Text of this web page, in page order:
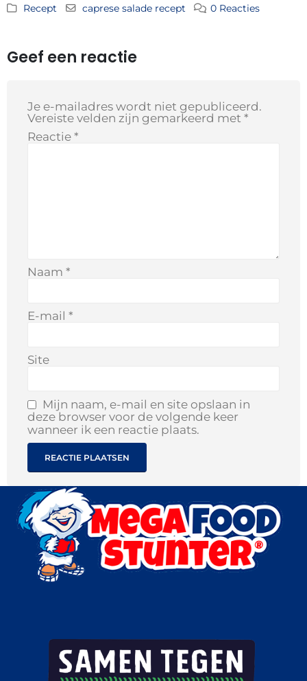
Recept caprese salade recept 0 Reacties
Geef een reactie
Je e-mailadres wordt niet gepubliceerd.
Vereiste velden zijn gemarkeerd met *
Reactie *
Naam *
E-mail *
Site
Mijn naam, e-mail en site opslaan in
deze browser voor de volgende keer
wanneer ik een reactie plaats.